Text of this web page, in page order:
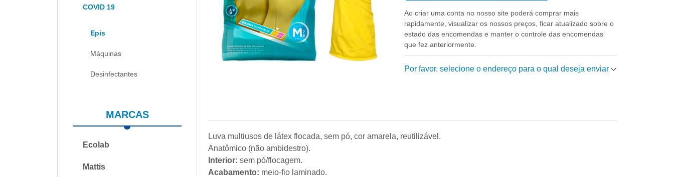
COVID 19
Epis
Máquinas
Desinfectantes
MARCAS
Ecolab
Mattis
Ao criar uma conta no nosso site poderá comprar mais
rapidamente, visualizar os nossos preços, ficar atualizado sobre o
estado das encomendas e manter o controle das encomendas
que fez anteriormente.
Por favor, selecione o endereço para o qual deseja enviar
Luva multiusos de látex flocada, sem pó, cor amarela, reutilizável.
Anatômico (não ambidestro).
Interior: sem pó/flocagem.
Acabamento: meio-fio laminado.